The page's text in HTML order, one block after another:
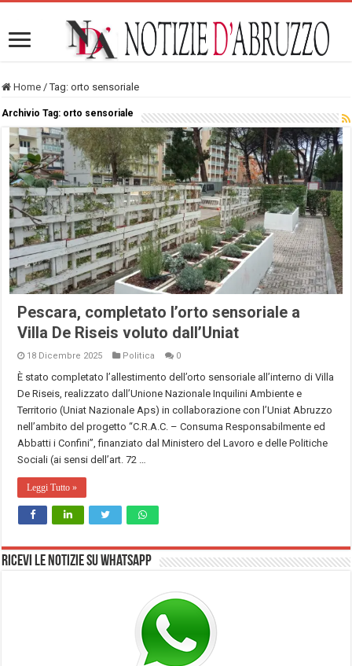
Home / Tag:orto sensoriale
Archivio Tag: orto sensoriale
Pescara, completato l’orto sensoriale a
Villa De Riseis voluto dall’Uniat
18 Dicembre 2025 Politica 0
È stato completato l’allestimento dell’orto sensoriale all’interno di Villa
De Riseis, realizzato dall’Unione Nazionale Inquilini Ambiente e
Territorio (Uniat Nazionale Aps) in collaborazione con l’Uniat Abruzzo
nell’ambito del progetto “C.R.A.C. – Consuma Responsabilmente ed
Abbatti i Confini”, finanziato dal Ministero del Lavoro e delle Politiche
Sociali (ai sensi dell’art. 72 …
Leggi Tutto »
Ricevi le notizie su Whatsapp